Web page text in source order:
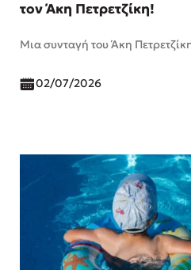
τον Άκη Πετρετζίκη!
Μια συνταγή του Άκη
02/07/2026